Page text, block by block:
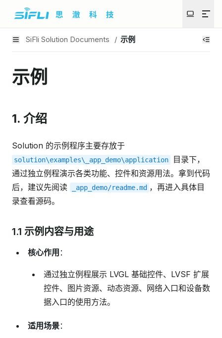
SiFli Solution Documents / 示例
示例
1. 介绍
Solution 的示例程序主要存放于
solution\examples\_app_demo\application
目录下，
通过独立例程演示各类功能、控件和资源用法。拿到代码
后，建议先阅读
_app_demo/readme.md ，再进入具体目
录查看源码。
1.1 示例内容与用途
核心作用 ：
通过独立例程展示 LVGL 基础控件、LVSF 扩展
控件、图片资源、动态资源、网络入口和设备数
据入口的使用方法。
适用场景：